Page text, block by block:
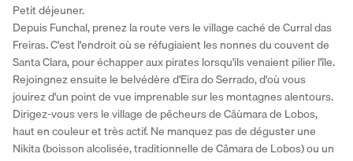
Petit déjeuner.
Depuis Funchal, prenez la route vers le village caché de Curral das
Freiras. C'est l'endroit où se réfugiaient les nonnes du couvent de
Santa Clara, pour échapper aux pirates lorsqu'ils venaient pilier l'île.
Rejoingnez ensuite le belvédère d'Eira do Serrado, d'où vous
jouirez d'un point de vue imprenable sur les montagnes alentours.
Dirigez-vous vers le village de pêcheurs de Câùmara de Lobos,
haut en couleur et très actif. Ne manquez pas de déguster une
Nikita (boisson alcolisée, traditionnelle de Câmara de Lobos) ou un